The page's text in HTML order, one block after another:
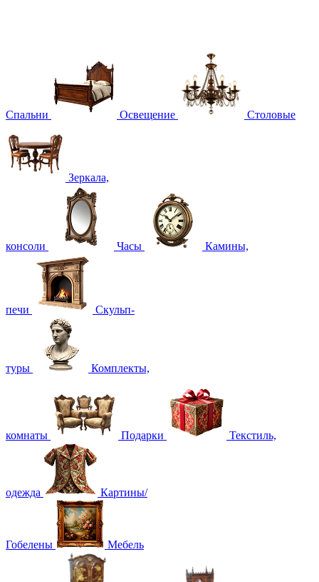
Спальни Освещение Столовые
Зеркала,
консоли Часы Камины,
печи Скульп-
туры Комплекты,
комнаты Подарки Текстиль,
одежда Картины/
Гобелены Мебель